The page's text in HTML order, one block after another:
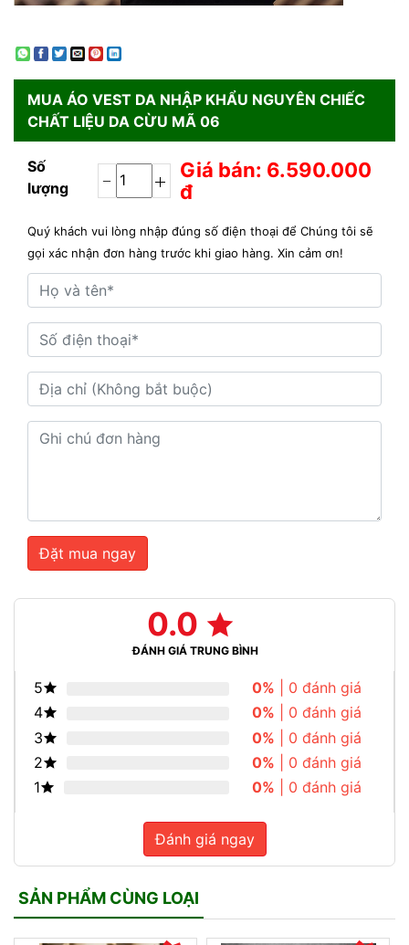
MUA ÁO VEST DA NHẬP KHẨU NGUYÊN CHIẾC
CHẤT LIỆU DA CỪU MÃ 06
Số
lượng
Giá bán: 6.590.000
đ
Quý khách vui lòng nhập đúng số điện thoại để Chúng tôi sẽ
gọi xác nhận đơn hàng trước khi giao hàng. Xin cảm ơn!
Đặt mua ngay
0.0
ĐÁNH GIÁ TRUNG BÌNH
5 0% | 0 đánh giá
4
0% | 0 đánh giá
3
0% | 0 đánh giá
2
0% | 0 đánh giá
1
0% | 0 đánh giá
Đánh giá ngay
SẢN PHẨM CÙNG LOẠI